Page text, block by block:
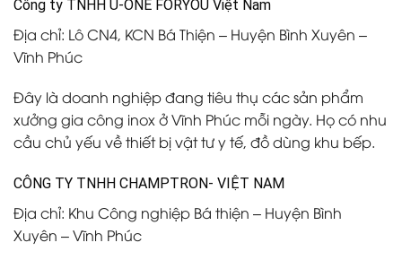
Công ty TNHH U-ONE FORYOU Việt Nam
Địa chỉ: Lô CN4, KCN Bá Thiện – Huyện Bình Xuyên –
Vĩnh Phúc
Đây là doanh nghiệp đang tiêu thụ các sản phẩm
xưởng gia công inox ở Vĩnh Phúc mỗi ngày. Họ có nhu
cầu chủ yếu về thiết bị vật tư y tế, đồ dùng khu bếp.
CÔNG TY TNHH CHAMPTRON- VIỆT NAM
Địa chỉ: Khu Công nghiệp Bá thiện – Huyện Bình
Xuyên – Vĩnh Phúc